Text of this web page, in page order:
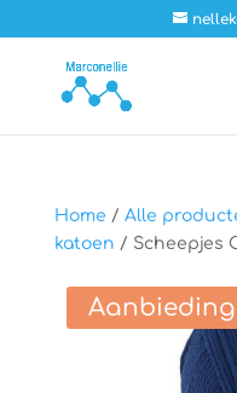
Home / Alle
katoen / Scheepjes